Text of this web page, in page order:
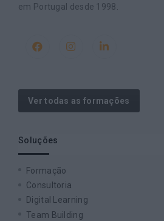
em Portugal desde 1998.
Ver todas as formações
Soluções
Formação
Consultoria
Digital Learning
Team Building